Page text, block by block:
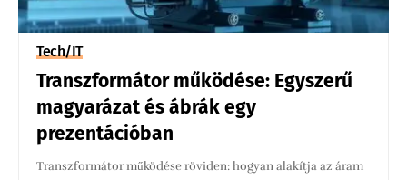
Tech/IT
Transzformátor működése: Egyszerű
magyarázat és ábrák egy
prezentációban
Transzformátor működése röviden: hogyan alakítja az áram